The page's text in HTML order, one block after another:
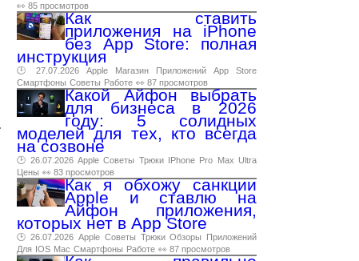
👀 85 просмотров
Как ставить
приложения на iPhone
без App Store: полная
инструкция
🕑 27.07.2026 Apple Магазин Приложений App
Store
Смартфоны Советы Работе 👀 87 просмотров
Какой Айфон выбрать
для бизнеса в 2026
году: 5 солидных
моделей для тех, кто всегда
на созвоне
🕑 26.07.2026 Apple Советы Трюки IPhone Pro Max Ultra
Цены 👀 83 просмотров
Как я обхожу санкции
Apple и ставлю на
Айфон приложения,
которых нет в App Store
🕑 26.07.2026 Apple Советы Трюки Обзоры
Приложений
Для IOS Mac Смартфоны Работе 👀 87 просмотров